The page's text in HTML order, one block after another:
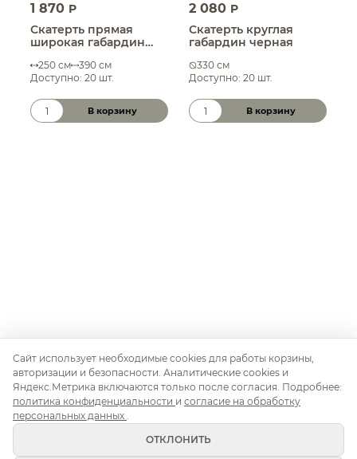
1 870 P
Скатерть прямая
широкая габардин
250 см
390 см
Доступно: 20 шт.
Количество товара
В корзину
2 080 P
Скатерть круглая
габардин черная
330 см
Доступно: 20 шт.
Количество товара
В корзину
Контакты О насДоставка и монтажПравила аренды
Аренда для свадьбыАренда для корпоратива
Аренда на день рожденияБлог
Сайт использует необходимые cookies для работы корзины,
авторизации и безопасности. Аналитические cookies и
Яндекс.Метрика включаются только после согласия. Подробнее:
политика конфиденциальности и согласие на обработку
персональных данных .
ОТКЛОНИТЬ